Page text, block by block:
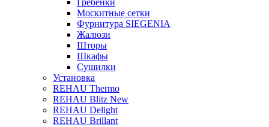
Гребенки
Москитные сетки
Фурнитура SIEGENIA
Жалюзи
Шторы
Шкафы
Сушилки
Установка
REHAU Thermo
REHAU Blitz New
REHAU Delight
REHAU Brillant